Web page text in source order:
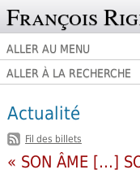
François
ALLER AU MENU
ALLER À LA RECHERCHE
Actualité
Fil des billets
« SON ÂME […]